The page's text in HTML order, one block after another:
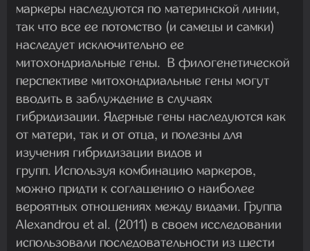
маркеры наследуются по материнской линии,
так что все ее потомство (и самецы и самки)
наследует исключительно ее
митохондриальные гены. В филогенетической
перспективе митохондриальные гены могут
вводить в заблуждение в случаях
гибридизации. Ядерные гены наследуются как
от матери, так и от отца, и полезны для
изучения гибридизации видов и
групп. Используя комбинацию маркеров,
можно придти к соглашению о наиболее
вероятных отношениях между видами. Группа
Alexandrou et al. (2011) в своем исследовании
использовали последовательности из шести